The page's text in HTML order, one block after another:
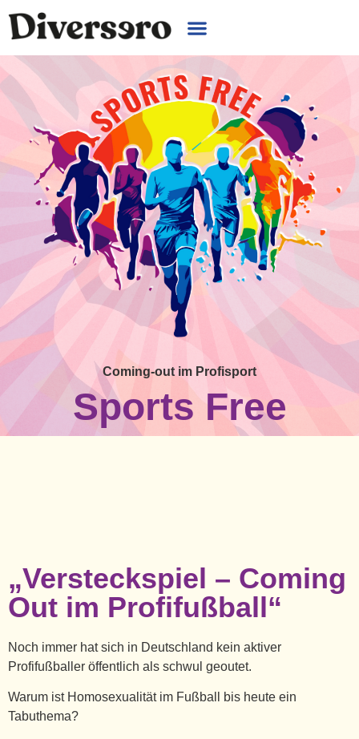
Coming-out im Profisport
Sports Free
„Versteckspiel – Coming
Out im Profifußball“
Noch immer hat sich in Deutschland kein aktiver
Profifußballer öffentlich als schwul geoutet.
Warum ist Homosexualität im Fußball bis heute ein
Tabuthema?